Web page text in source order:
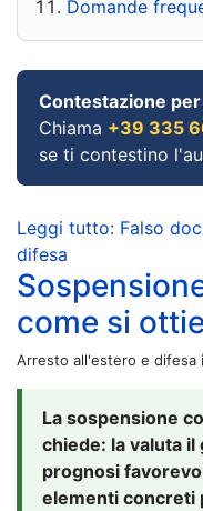
Domande
Contestazione
Chiama +39 335
se ti contestino
Leggi tutto: Falso
difesa
come si
Arresto all'estero e difesa
La sospensione
chiede: la valuta il
prognosi
elementi concreti